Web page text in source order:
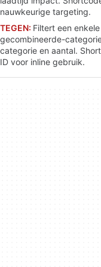
nauwkeurige targeting.
TEGEN: Filtert een
gecombineerde-
categorie en aantal.
ID voor inline gebruik.